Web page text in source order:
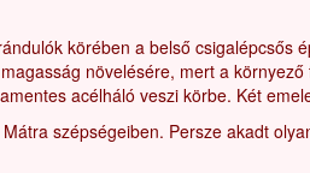
körében a belső csigalépcsős
növelésére, mert a
acélháló veszi körbe. Két
szépségeiben. Persze akadt